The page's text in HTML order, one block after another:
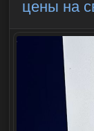
цены на